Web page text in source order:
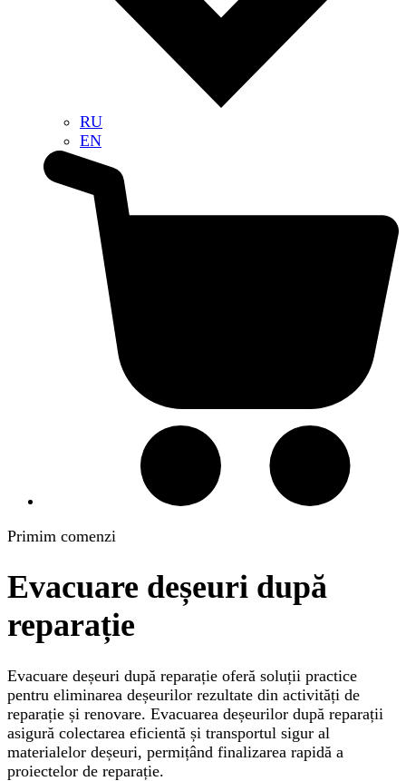
RU
EN
Primim comenzi
Evacuare deșeuri după
reparație
Evacuare deșeuri după reparație oferă soluții practice
pentru eliminarea deșeurilor rezultate din activități de
reparație și renovare. Evacuarea deșeurilor după reparații
asigură colectarea eficientă și transportul sigur al
materialelor deșeuri, permițând finalizarea rapidă a
proiectelor de reparație.